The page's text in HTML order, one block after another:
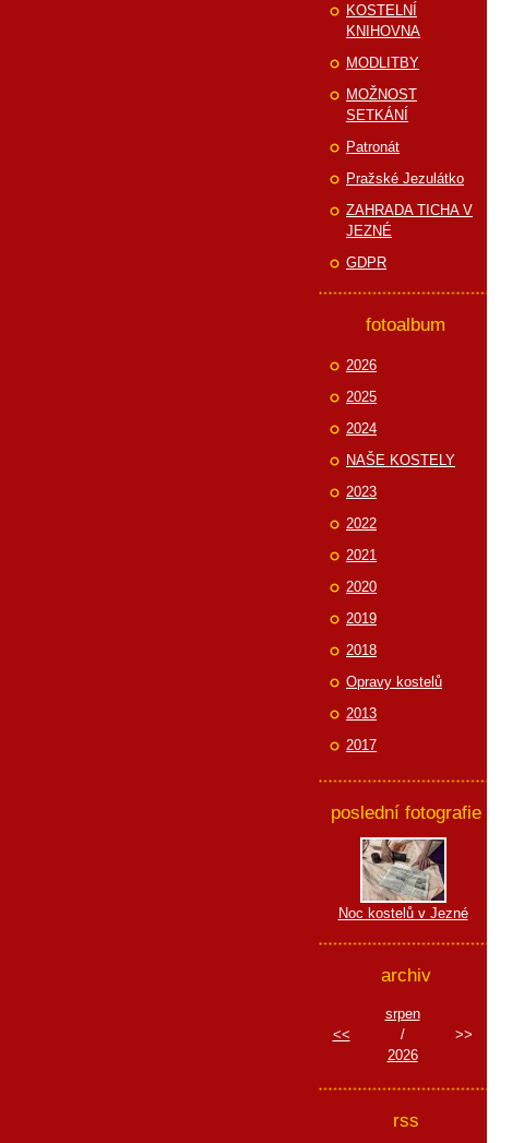
KOSTELNÍ
KNIHOVNA
MODLITBY
MOŽNOST
SETKÁNÍ
Patronát
Pražské Jezulátko
ZAHRADA TICHA V
JEZNÉ
GDPR
fotoalbum
2026
2025
2024
NAŠE KOSTELY
2023
2022
2021
2020
2019
2018
Opravy kostelů
2013
2017
poslední fotografie
Noc kostelů v Jezné
archiv
<<
srpen
/
2026
>>
rss